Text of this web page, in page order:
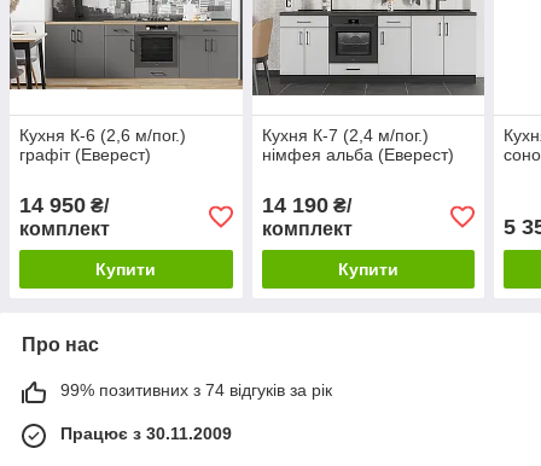
Кухня К-6 (2,6 м/пог.)
графіт (Еверест)
14 950 ₴/
комплект
Купити
Кухня К-7 (2,4 м/пог.)
німфея альба (Еверест)
14 190₴/
комплект
Купити
5
Про нас
99% позитивних з 74 відгуків за рік
Працює з 30.11.2009